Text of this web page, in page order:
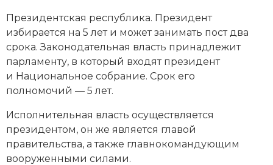
Образование
Общественные объединения и организации
Политическая история
Религия и церковь
Россия
Президентская республика. Президент
избирается на 5 лет и может занимать пост два
срока. Законодательная власть принадлежит
парламенту, в который входят президент
и Национальное собрание. Срок его
полномочий — 5 лет.
Исполнительная власть осуществляется
президентом, он же является главой
правительства, а также главнокомандующим
вооруженными силами.